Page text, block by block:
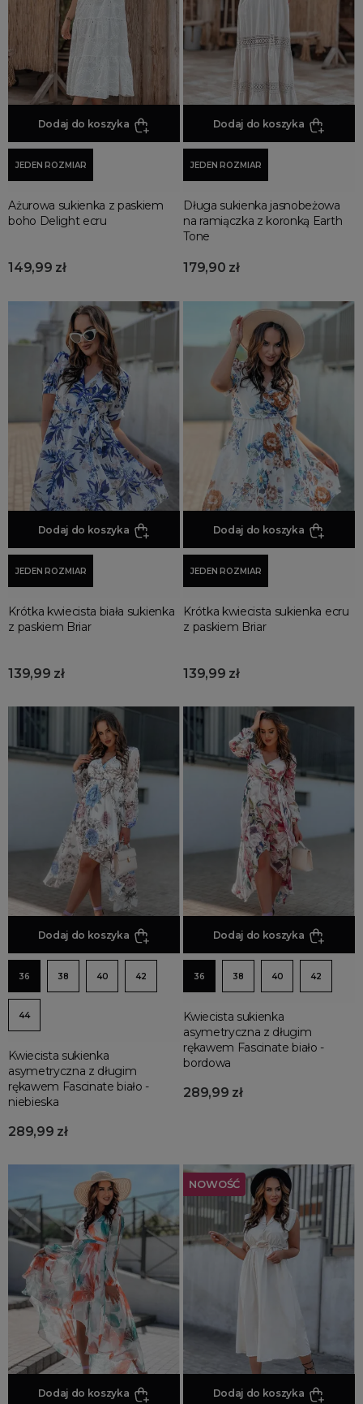
Wielokolorowe Sukienki
Zielone Sukienki
Żółte Sukienki
Dodaj do koszyka
JEDEN ROZMIAR
Ażurowa sukienka z paskiem
boho Delight ecru
149,99 zł
Dodaj do koszyka
JEDEN ROZMIAR
Długa sukienka jasnobeżowa
na ramiączka z koronką Earth
Tone
179,90 zł
Dodaj do koszyka
JEDEN ROZMIAR
Krótka kwiecista biała sukienka
z paskiem Briar
139,99 zł
Dodaj do koszyka
JEDEN ROZMIAR
Krótka kwiecista sukienka ecru
z paskiem Briar
139,99 zł
Dodaj do koszyka
36 38 40 42
44
Kwiecista sukienka
asymetryczna z długim
rękawem Fascinate biało -
niebieska
289,99 zł
Dodaj do koszyka
36 38 40 42
Kwiecista sukienka
asymetryczna z długim
rękawem Fascinate biało -
bordowa
289,99 zł
Dodaj do koszyka Dodaj do koszyka
NOWOŚĆ